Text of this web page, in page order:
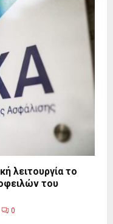
λειτουργία το
του
0